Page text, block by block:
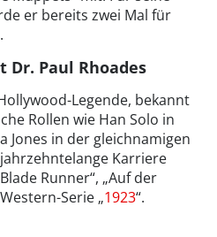
er bereits zwei Mal für
Dr. Paul Rhoades
Legende, bekannt
Rollen wie Han Solo in
Jones in der gleichnamigen
Karriere
Runner“, „Auf der
Serie „1923“.